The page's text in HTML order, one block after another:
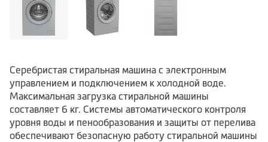
Серебристая стиральная машина с электронным
управлением и подключением к холодной воде.
Максимальная загрузка стиральной машины
составляет 6 кг. Системы автоматического контроля
уровня воды и пенообразования и защиты от перелива
обеспечивают безопасную работу стиральной машины